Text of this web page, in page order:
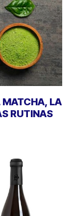
MATCHA, LA
RUTINAS